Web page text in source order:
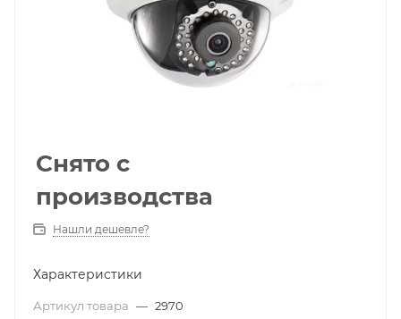
Снято с
производства
Нашли дешевле?
Характеристики
Артикул товара — 2970